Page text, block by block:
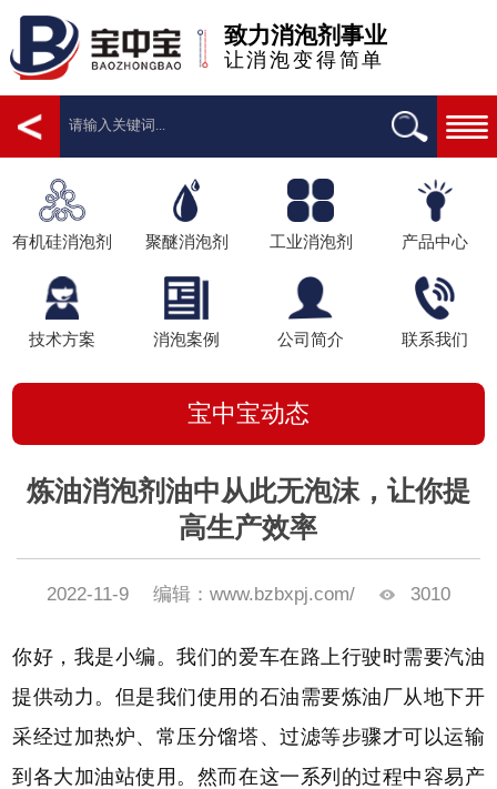
致力消泡剂事业
让消泡变得简单
有机硅消泡剂 聚醚消泡剂 工业消泡剂 产品中心
技术方案 消泡案例 公司简介 联系我们
宝中宝动态
炼油消泡剂油中从此无泡沫，让你提
高生产效率
2022-11-9 编辑：www.bzbxpj.com/ 3010
你好，我是小编。我们的爱车在路上行驶时需要汽油
提供动力。但是我们使用的石油需要炼油厂从地下开
采经过加热炉、常压分馏塔、过滤等步骤才可以运输
到各大加油站使用。然而在这一系列的过程中容易产